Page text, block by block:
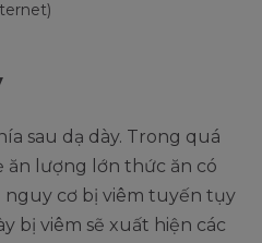
sau dạ dày. Trong quá
lượng lớn thức ăn có
cơ bị viêm tuyến tụy
bị viêm sẽ xuất hiện các